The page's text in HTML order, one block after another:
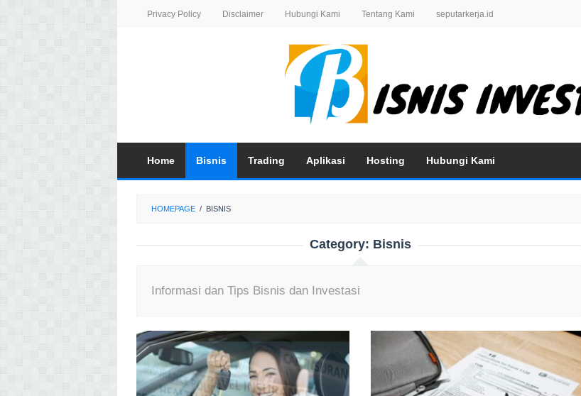
Privacy Policy Disclaimer Hubungi Kami Tentang Kami seputarkerja.id
Home Bisnis Trading Aplikasi Hosting Hubungi Kami
HOMEPAGE / BISNIS
Category: Bisnis
Informasi dan Tips Bisnis dan Investasi